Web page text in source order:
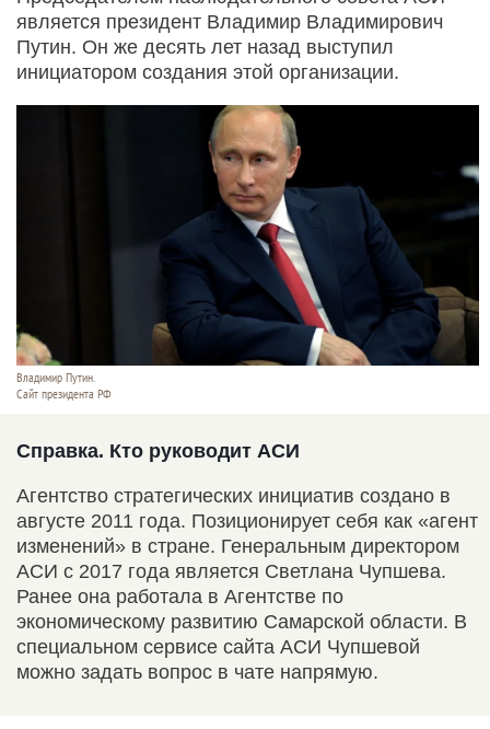
является президент Владимир Владимирович
Путин. Он же десять лет назад выступил
инициатором создания этой организации.
Владимир Путин.
Сайт президента РФ
Справка. Кто руководит АСИ
Агентство стратегических инициатив создано в
августе 2011 года. Позиционирует себя как «агент
изменений» в стране. Генеральным директором
АСИ с 2017 года является Светлана Чупшева.
Ранее она работала в Агентстве по
экономическому развитию Самарской области. В
специальном сервисе сайта АСИ Чупшевой
можно задать вопрос в чате напрямую.